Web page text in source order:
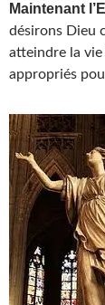
Maintenant
désirons Dieu
atteindre la
appropriés